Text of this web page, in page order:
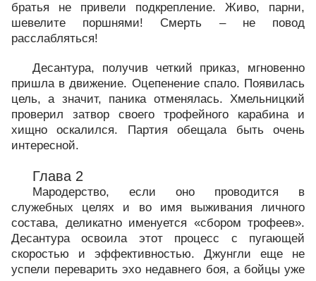
братья не привели подкрепление. Живо, парни,
шевелите поршнями! Смерть – не повод
расслабляться!
Десантура, получив четкий приказ, мгновенно
пришла в движение. Оцепенение спало. Появилась
цель, а значит, паника отменялась. Хмельницкий
проверил затвор своего трофейного карабина и
хищно оскалился. Партия обещала быть очень
интересной.
Глава 2
Мародерство, если оно проводится в
служебных целях и во имя выживания личного
состава, деликатно именуется «сбором трофеев».
Десантура освоила этот процесс с пугающей
скоростью и эффективностью. Джунгли еще не
успели переварить эхо недавнего боя, а бойцы уже